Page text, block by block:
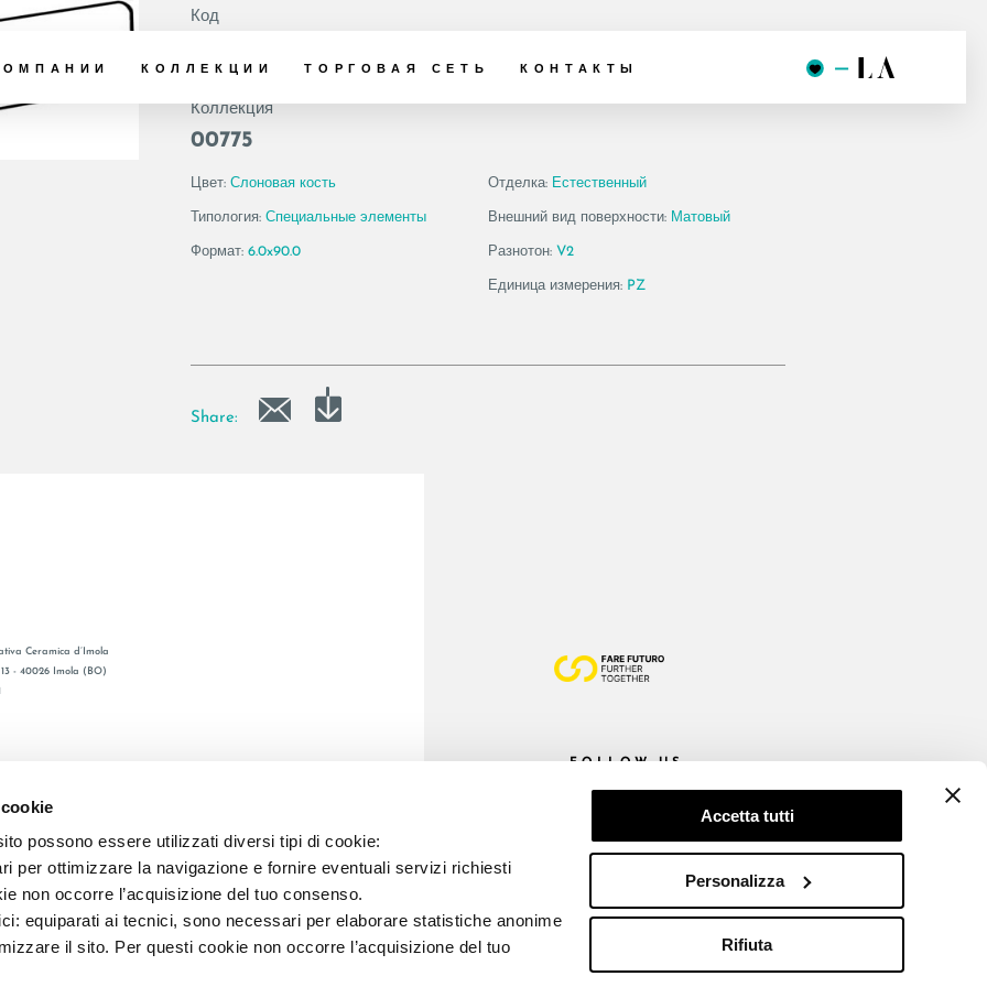
possono essere utilizzati diversi tipi di cookie:
per ottimizzare la navigazione e fornire eventuali servizi richiesti
non occorre l’acquisizione del tuo consenso.
equiparati ai tecnici, sono necessari per elaborare statistiche anonime
il sito. Per questi cookie non occorre l’acquisizione del tuo
Accetta tutti
Personalizza
Rifiuta
КОЛЛЕКЦИИ ТОРГОВАЯ СЕТЬ КОНТАКТЫ
Код
Коллекция
00775
Цвет: Слоновая кость
Типология: Специальные элементы
Формат: 6.0x90.0
Отделка: Естественный
Внешний вид поверхности: Матовый
Разнотон: V2
Единица измерения: PZ
Share:
Ceramica d’Imola
- 40026 Imola (BO)
FOLLOW US
E REG. IMPR. BO 00286900378 R.E.A. BO 5545